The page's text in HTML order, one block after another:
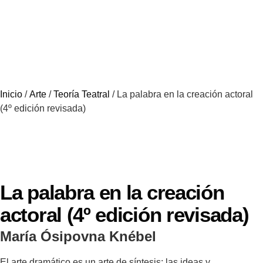
Inicio /Arte /Teoría Teatral / La palabra en la creación actoral
(4º edición revisada)
La palabra en la creación
actoral (4º edición revisada)
María Ósipovna Knébel